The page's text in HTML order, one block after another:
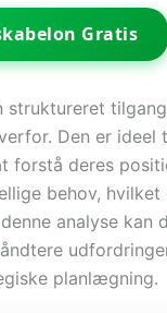
Gratis
struktureret
Den er
forstå deres
behov,
analyse
planlægning.